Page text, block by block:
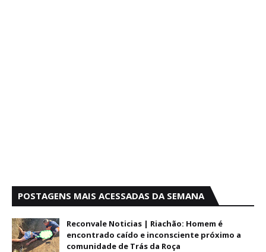
POSTAGENS MAIS ACESSADAS DA SEMANA
Reconvale Noticias | Riachão: Homem é
encontrado caído e inconsciente próximo a
comunidade de Trás da Roça